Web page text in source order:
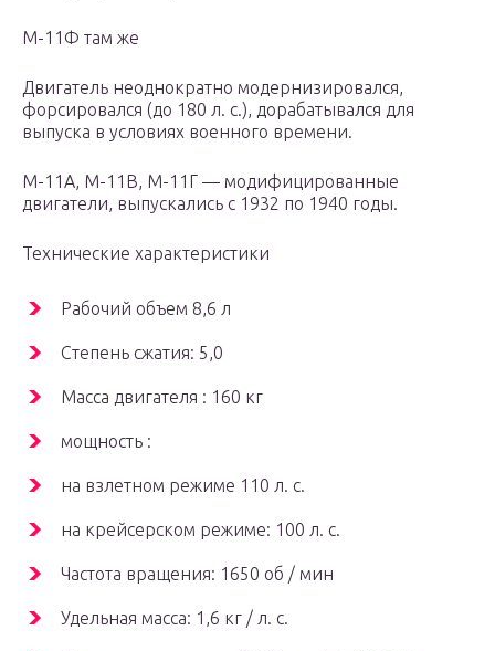
М-11Ф там же
Двигатель неоднократно модернизировался,
форсировался (до 180 л. с.), дорабатывался для
выпуска в условиях военного времени.
М-11А, М-11В, М-11Г — модифицированные
двигатели, выпускались с 1932 по 1940 годы.
Технические характеристики
Рабочий объем 8,6 л
Степень сжатия: 5,0
Масса двигателя : 160 кг
мощность :
на взлетном режиме 110 л. с.
на крейсерском режиме: 100 л. с.
Частота вращения: 1650 об / мин
Удельная масса: 1,6 кг / л. с.